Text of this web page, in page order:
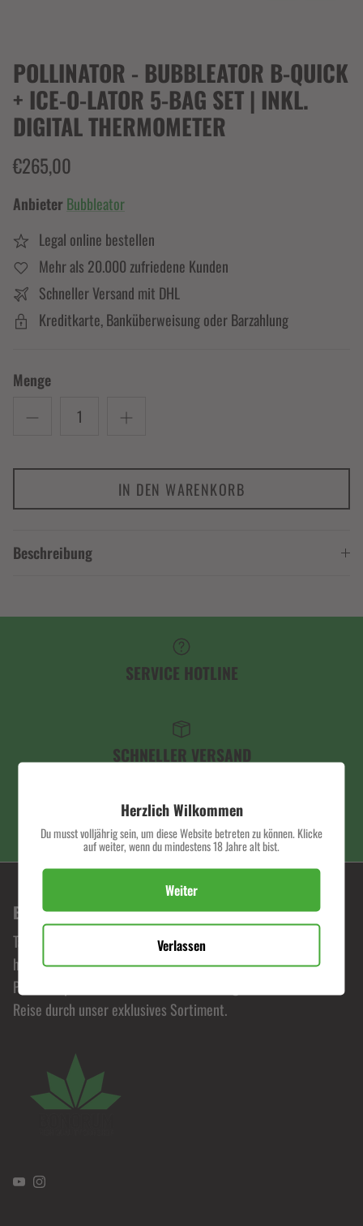
POLLINATOR - BUBBLEATOR B-QUICK
+ ICE-O-LATOR 5-BAG SET | INKL.
DIGITAL THERMOMETER
€265,00
Anbieter Bubbleator
Legal online bestellen
Mehr als 20.000 zufriedene Kunden
Schneller Versand mit DHL
Kreditkarte, Banküberweisung oder Barzahlung
Menge
IN DEN WARENKORB
Beschreibung
SERVICE HOTLINE
SCHNELLER VERSAND
PREMIUM QUALITÄT
BONORUM PREMIUM HEMP SHOP
Tauche ein in die Welt von Bonorum, wo Leidenschaft für
hochwertige Hanfprodukte zelebriert wird. Erlebe
Premiumqualität zu fairen Preisen und begib dich auf eine
Reise durch unser exklusives Sortiment.
YouTubeInstagram
Herzlich Wilkommen
Du musst volljährig sein, um diese Website betreten zu können. Klicke
auf weiter, wenn du mindestens 18 Jahre alt bist.
Weiter
Verlassen